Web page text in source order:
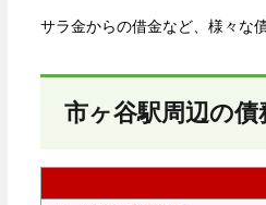
サラ金からの借金など、様々な
市ヶ谷駅周辺の